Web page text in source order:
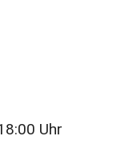
Uhr